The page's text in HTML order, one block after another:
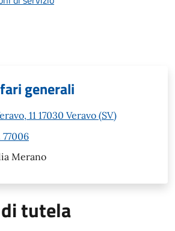
generali
11 17030 Veravo (SV)
77006
Merano
tutela